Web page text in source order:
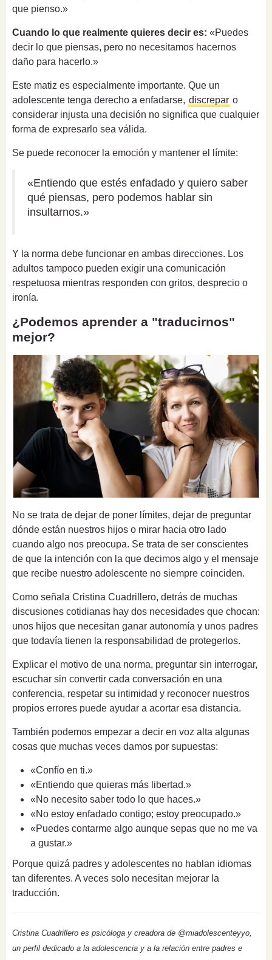
que pienso.»
Cuando lo que realmente quieres decir es: «Puedes
decir lo que piensas, pero no necesitamos hacernos
daño para hacerlo.»
Este matiz es especialmente importante. Que un
adolescente tenga derecho a enfadarse, discrepar o
considerar injusta una decisión no significa que cualquier
forma de expresarlo sea válida.
Se puede reconocer la emoción y mantener el límite:
«Entiendo que estés enfadado y quiero saber
qué piensas, pero podemos hablar sin
insultarnos.»
Y la norma debe funcionar en ambas direcciones. Los
adultos tampoco pueden exigir una comunicación
respetuosa mientras responden con gritos, desprecio o
ironía.
¿Podemos aprender a "traducirnos"
mejor?
No se trata de dejar de poner límites, dejar de preguntar
dónde están nuestros hijos o mirar hacia otro lado
cuando algo nos preocupa. Se trata de ser conscientes
de que la intención con la que decimos algo y el mensaje
que recibe nuestro adolescente no siempre coinciden.
Como señala Cristina Cuadrillero, detrás de muchas
discusiones cotidianas hay dos necesidades que chocan:
unos hijos que necesitan ganar autonomía y unos padres
que todavía tienen la responsabilidad de protegerlos.
Explicar el motivo de una norma, preguntar sin interrogar,
escuchar sin convertir cada conversación en una
conferencia, respetar su intimidad y reconocer nuestros
propios errores puede ayudar a acortar esa distancia.
También podemos empezar a decir en voz alta algunas
cosas que muchas veces damos por supuestas:
«Confío en ti.»
«Entiendo que quieras más libertad.»
«No necesito saber todo lo que haces.»
«No estoy enfadado contigo; estoy preocupado.»
«Puedes contarme algo aunque sepas que no me va
a gustar.»
Porque quizá padres y adolescentes no hablan idiomas
tan diferentes. A veces solo necesitan mejorar la
traducción.
Cristina Cuadrillero es psicóloga y creadora de @miadolescenteyyo,
un perfil dedicado a la adolescencia y a la relación entre padres e